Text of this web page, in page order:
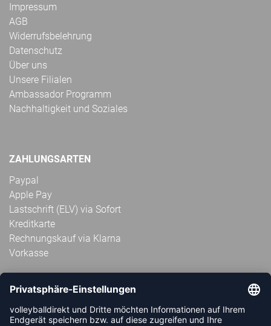
Impressum
AGB
Widerrufsbelehrung
Datenschutz
Über uns
Unsere Filialen
Ambassador Programm
Nachhaltigkeit und Soziales
ZAHLUNGSARTEN
Paypal
Apple Pay
Lastschrift (ELV) via Sofort
Kreditkarte
Rechnungskauf via Klarna
Vorkasse
ABONNIERE JETZT DEN KOSTENLOSEN
VOLLEYBALLDIREKT-NEWSLETTER UND VERPASSE KEINE
NEUIGKEIT ODER AKTION MEHR.